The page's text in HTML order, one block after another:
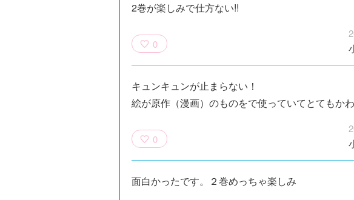
2巻が楽しみで仕方ない!!
0
キュンキュンが止まらない！
絵が原作（漫画）のものをで使っていてとてもか
0
面白かったです。２巻めっちゃ楽しみ
トモダチデスゲ
ーム 昨日の友
は今日の敵
（１） かわい
件簿